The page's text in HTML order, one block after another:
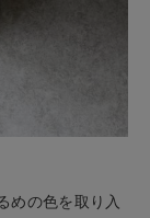
めの色を取り入